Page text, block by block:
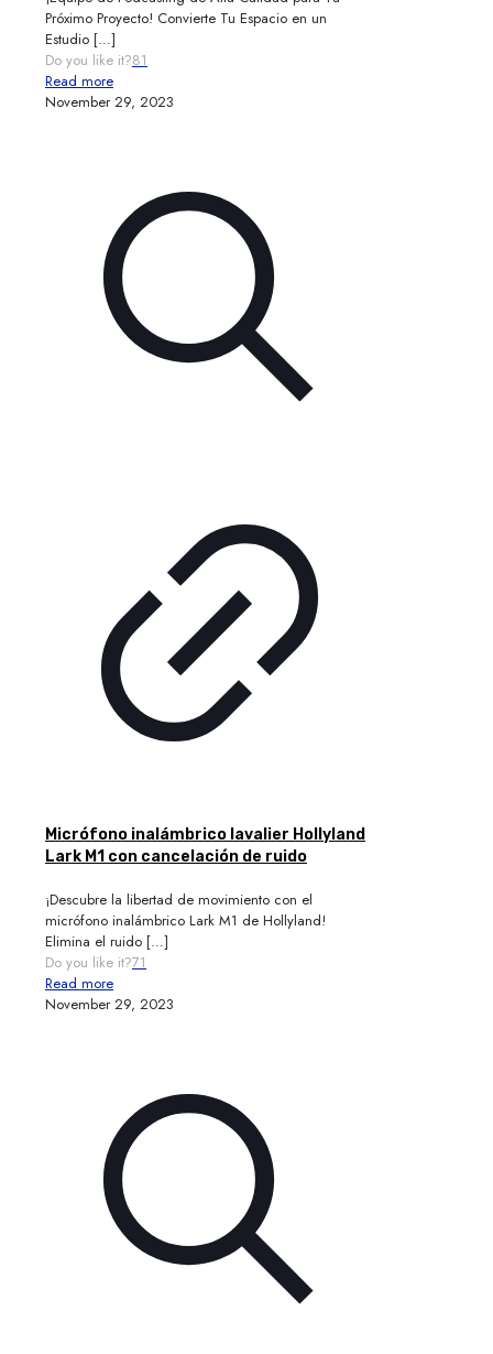
Próximo Proyecto! Convierte Tu Espacio en un
Estudio […]
Do you like it?81
Read more
November 29, 2023
Micrófono inalámbrico lavalier Hollyland
Lark M1 con cancelación de ruido
¡Descubre la libertad de movimiento con el
micrófono inalámbrico Lark M1 de Hollyland!
Elimina el ruido […]
Do you like it?71
Read more
November 29, 2023